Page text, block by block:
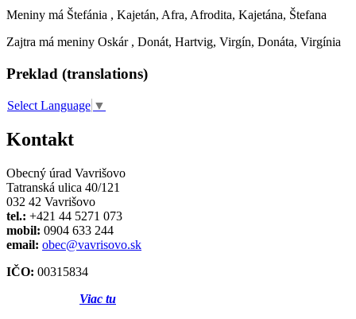
Meniny má Štefánia , Kajetán, Afra, Afrodita, Kajetána, Štefana
Zajtra má meniny Oskár , Donát, Hartvig, Virgín, Donáta, Virgínia
Preklad (translations)
Select Language ▼
Kontakt
Obecný úrad Vavrišovo
Tatranská ulica 40/121
032 42 Vavrišovo
tel.: +421 44 5271 073
mobil: 0904 633 244
email: obec@vavrisovo.sk
IČO: 00315834
Viac tu